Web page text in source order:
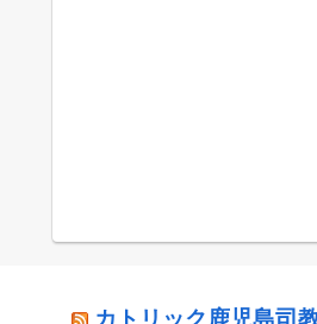
カトリック鹿児島司